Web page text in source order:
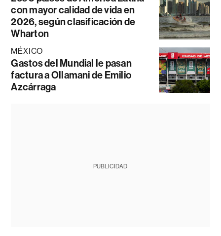
con mayor calidad de vida en
2026, según clasificación de
Wharton
MÉXICO
Gastos del Mundial le pasan
factura a Ollamani de Emilio
Azcárraga
PUBLICIDAD